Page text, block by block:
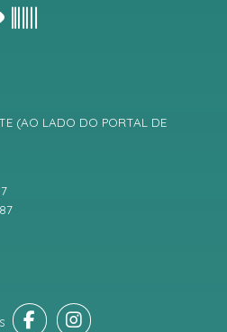
(AO LADO DO PORTAL DE